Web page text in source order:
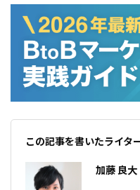
この記事を書いたライタ
加藤 良大